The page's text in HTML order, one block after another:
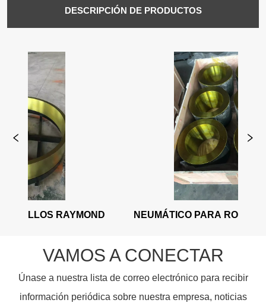
DESCRIPCIÓN DE PRODUCTOS
RAYMOND NEUMÁTICO PARA RODILLOS
VAMOS A CONECTAR
Únase a nuestra lista de correo electrónico para recibir
información periódica sobre nuestra empresa, noticias